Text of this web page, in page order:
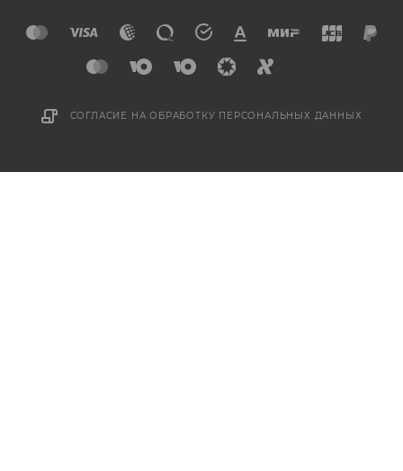
СОГЛАСИЕ НА ОБРАБОТКУ ПЕРСОНАЛЬНЫХ ДАННЫХ